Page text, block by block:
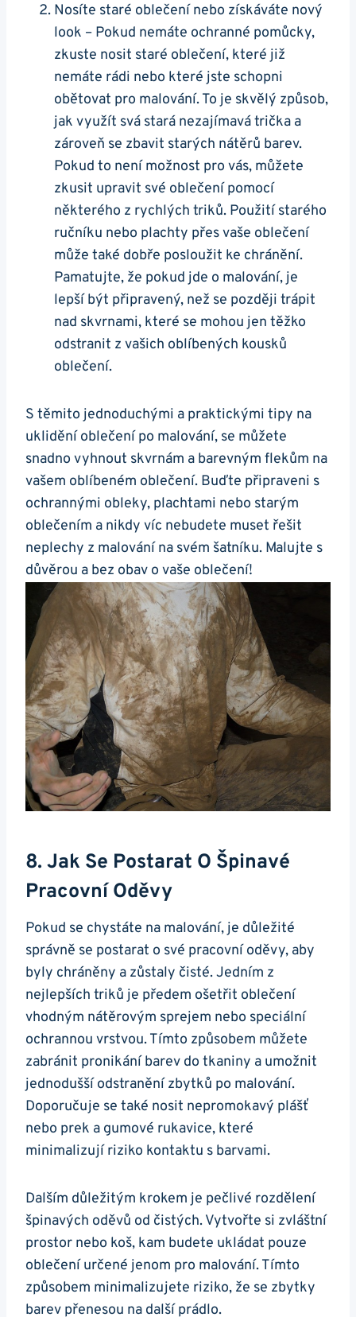
Nosíte staré oblečení nebo získáváte nový
look – Pokud nemáte ochranné pomůcky,
zkuste nosit staré oblečení, které již
nemáte rádi nebo které jste schopni
obětovat pro malování. To je skvělý způsob,
jak využít svá stará nezajímavá trička a
zároveň se zbavit starých nátěrů barev.
Pokud to není možnost pro vás, můžete
zkusit upravit své oblečení pomocí
některého z rychlých triků. Použití starého
ručníku nebo plachty přes vaše oblečení
může také dobře posloužit ke chránění.
Pamatujte, že pokud jde o malování, je
lepší být připravený, než se později trápit
nad skvrnami, které se mohou jen těžko
odstranit z vašich oblíbených kousků
oblečení.
S těmito jednoduchými a praktickými tipy na
uklidění oblečení po malování, se můžete
snadno vyhnout skvrnám a barevným flekům na
vašem oblíbeném oblečení. Buďte připraveni s
ochrannými obleky, plachtami nebo starým
oblečením a nikdy víc nebudete muset řešit
neplechy z malování na svém šatníku. Malujte s
důvěrou a bez obav o vaše oblečení!
8. Jak Se Postarat O Špinavé
Pracovní Oděvy
Pokud se chystáte na malování, je důležité
správně se postarat o své pracovní oděvy, aby
byly chráněny a zůstaly čisté. Jedním z
nejlepších triků je předem ošetřit oblečení
vhodným nátěrovým sprejem nebo speciální
ochrannou vrstvou. Tímto způsobem můžete
zabránit pronikání barev do tkaniny a umožnit
jednodušší odstranění zbytků po malování.
Doporučuje se také nosit nepromokavý plášť
nebo prek a gumové rukavice, které
minimalizují riziko kontaktu s barvami.
Dalším důležitým krokem je pečlivé rozdělení
špinavých oděvů od čistých. Vytvořte si zvláštní
prostor nebo koš, kam budete ukládat pouze
oblečení určené jenom pro malování. Tímto
způsobem minimalizujete riziko, že se zbytky
barev přenesou na další prádlo.